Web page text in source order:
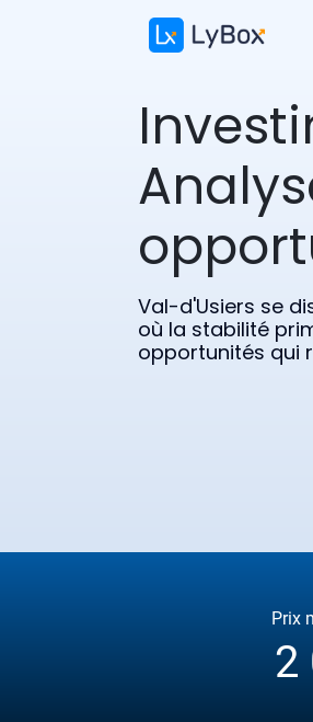
Val-d'Usiers se
où la stabilité
opportunités qui
Prix
2